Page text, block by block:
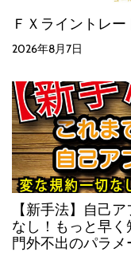
ＦＸライントレー
2026年8月7日
【新手法】自己
なし！もっと早く
門外不出のパラメ